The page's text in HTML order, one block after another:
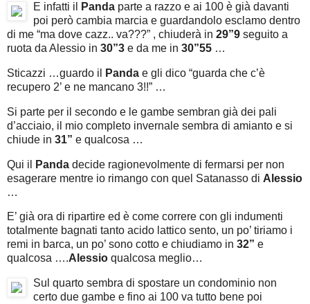
E infatti il Panda parte a razzo e ai 100 è già davanti
poi però cambia marcia e guardandolo esclamo dentro
di me “ma dove cazz.. va???” , chiuderà in 29”9 seguito a
ruota da Alessio in 30”3 e da me in 30”55 …
Sticazzi …guardo il Panda e gli dico “guarda che c’è
recupero 2’ e ne mancano 3!!” …
Si parte per il secondo e le gambe sembran già dei pali
d’acciaio, il mio completo invernale sembra di amianto e si
chiude in 31” e qualcosa …
Qui il Panda decide ragionevolmente di fermarsi per non
esagerare mentre io rimango con quel Satanasso di Alessio
…
E’ già ora di ripartire ed è come correre con gli indumenti
totalmente bagnati tanto acido lattico sento, un po’ tiriamo i
remi in barca, un po’ sono cotto e chiudiamo in 32” e
qualcosa ….Alessio qualcosa meglio…
Sul quarto sembra di spostare un condominio non
certo due gambe e fino ai 100 va tutto bene poi